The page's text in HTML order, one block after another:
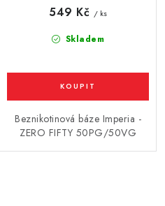
Skladem
549 Kč / ks
Beznikotinová báze Imperia -
ZERO FIFTY 50PG/50VG